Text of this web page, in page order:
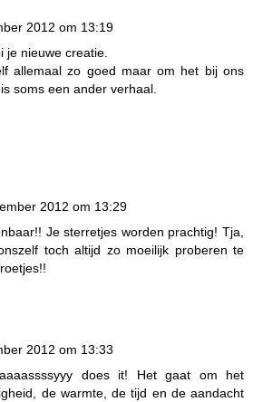
2012 om 13:19
je nieuwe creatie.
allemaal zo goed maar om het bij ons
soms een ander verhaal.
2012 om 13:29
Je sterretjes worden prachtig! Tja,
toch altijd zo moeilijk proberen te
2012 om 13:33
does it! Het gaat om het
de warmte, de tijd en de aandacht